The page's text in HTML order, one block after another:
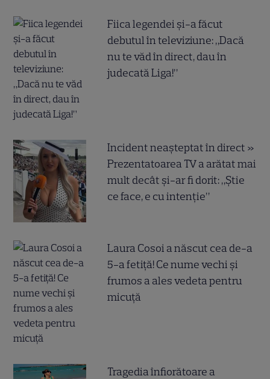
Fiica legendei și-a făcut
debutul în televiziune: „Dacă
nu te văd în direct, dau în
judecată Liga!”
Incident neașteptat în direct »
Prezentatoarea TV a arătat mai
mult decât și-ar fi dorit: „Știe
ce face, e cu intenție”
Laura Cosoi a născut cea de-a
5-a fetiță! Ce nume vechi și
frumos a ales vedeta pentru
micuță
Tragedia înfiorătoare a